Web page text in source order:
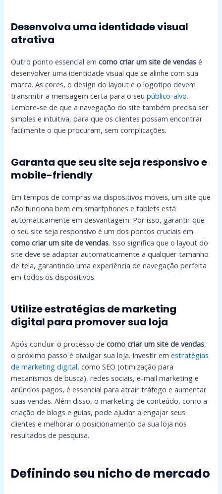
Desenvolva uma identidade visual
atrativa
Outro ponto essencial emcomo criar um site de vendas é
desenvolver uma identidade visual que se alinhe com sua
marca. As cores, o design do layout e o logotipo devem
transmitir a mensagem certa para o seupúblico-alvo.
Lembre-se de que a navegação do site também precisa ser
simples e intuitiva, para que os clientes possam encontrar
facilmente o que procuram, sem complicações.
Garanta que seu site seja responsivo e
mobile-friendly
Em tempos de compras via dispositivos móveis, um site que
não funciona bem em smartphones e tablets está
automaticamente em desvantagem. Por isso, garantir que
o seu site seja responsivo é um dos pontos cruciais em
como criar um site de vendas. Isso significa que o layout do
site deve se adaptar automaticamente a qualquer tamanho
de tela, garantindo uma experiência de navegação perfeita
em todos os dispositivos.
Utilize estratégias de marketing
digital para promover sua loja
Após concluir o processo decomo criar um site de vendas,
o próximo passo é divulgar sua loja. Investir emestratégias
de marketing digital, como SEO (otimização para
mecanismos de busca), redes sociais, e-mail marketing e
anúncios pagos, é essencial para atrair tráfego e aumentar
suas vendas. Além disso, o marketing de conteúdo, como a
criação de blogs e guias, pode ajudar a engajar seus
clientes e melhorar o posicionamento da sua loja nos
resultados de pesquisa.
Definindo seu nicho de mercado